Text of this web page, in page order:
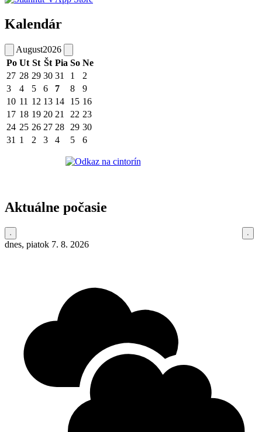
Kalendár
August2026
Po Ut St Št Pia So Ne
27 28 29 30 31 1
2
3
4 5 6 7 8
9
10 11 12 13 14 15 16
17 18 19 20 21 22 23
24 25 26 27 28 29 30
31 1 2 3 4 5 6
Aktuálne počasie
dnes, piatok 7. 8. 2026